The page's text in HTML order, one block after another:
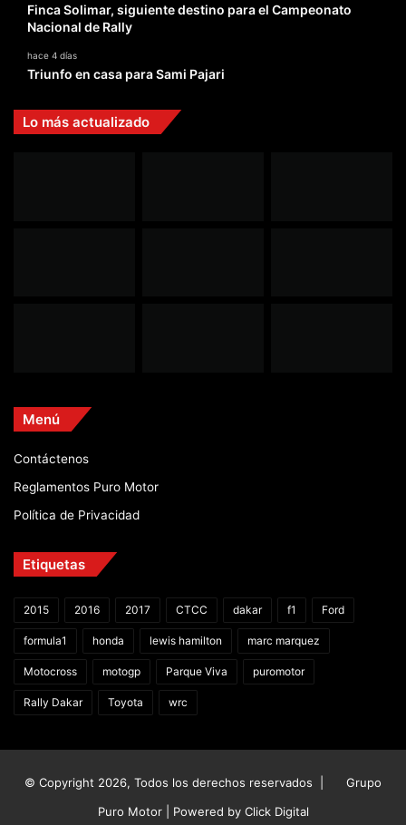
Finca Solimar, siguiente destino para el Campeonato
Nacional de Rally
hace 4 días
Triunfo en casa para Sami Pajari
Lo más actualizado
Menú
Contáctenos
Reglamentos Puro Motor
Política de Privacidad
Etiquetas
2015 2016 2017 CTCC dakar f1 Ford
formula1 honda lewis hamilton marc marquez
Motocross motogp Parque Viva puromotor
Rally Dakar Toyota wrc
© Copyright 2026, Todos los derechos reservados |
Grupo
Puro Motor | Powered by Click Digital